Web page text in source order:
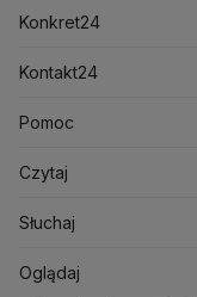
Lotnisko Chopina
Mariusz Błaszczak
Mark Zuckerberg
Ministerstwo Aktywów
Ministerstwo
Ministerstwo Rolnictwa
Newslettery
Meteo
Sport
Technologia
Kultura i styl
Kraków
Poznań
Trójmiasto
Wrocław
Kielce
Kujawsko-pomorskie
Pieniądze
Nieruchomości
Rynki
Dla firm
Handel
Ze świata
Pogoda
Pogoda na jutro
Pogoda na weekend
Najnowsze
Polska
Prognoza
Piłka Nożna
Tenis
Kolarstwo
Skoki Narciarskie
Sporty zimowe
Lekkoatletyka
Konkret24
Najnowsze
Polska
Świat
Polityka
Zdrowie
Kontakt24
Najnowsze
Gorące Tematy
Wyślij zgłoszenie
Pomoc
Centrum pomocy
Test zgodności
Oglądaj na TV
Czytaj
Słuchaj
Oglądaj